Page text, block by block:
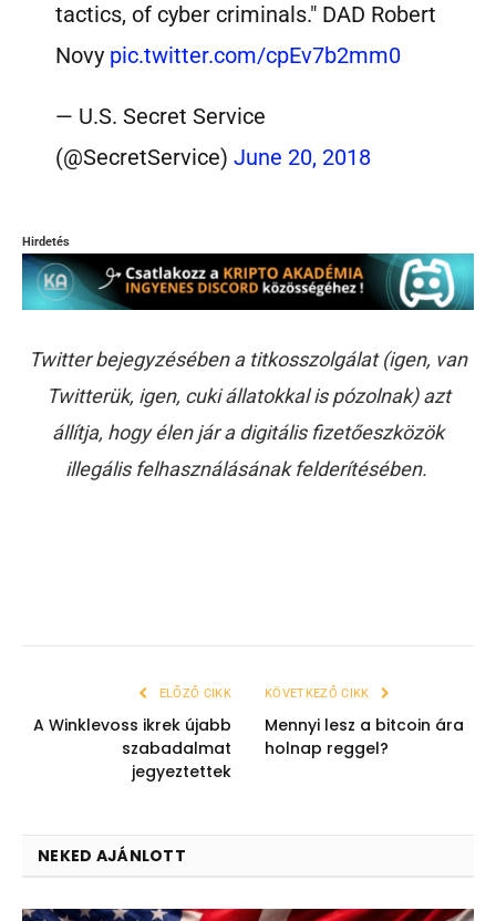
tactics, of cyber criminals." DAD Robert
Novy pic.twitter.com/cpEv7b2mm0
— U.S. Secret Service
(@SecretService)June 20, 2018
Hirdetés
Twitter bejegyzésében a titkosszolgálat (igen, van
Twitterük, igen, cuki állatokkal is pózolnak) azt
állítja, hogy élen jár a digitális fizetőeszközök
illegális felhasználásának felderítésében.
ELŐZŐ CIKK
A Winklevoss ikrek újabb
szabadalmat
jegyeztettek
KÖVETKEZŐ CIKK
Mennyi lesz a bitcoin ára
holnap reggel?
NEKED AJÁNLOTT